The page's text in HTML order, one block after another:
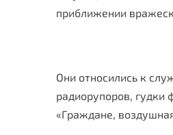
приближении
Они относились к
радиорупоров, гудки
«Граждане,